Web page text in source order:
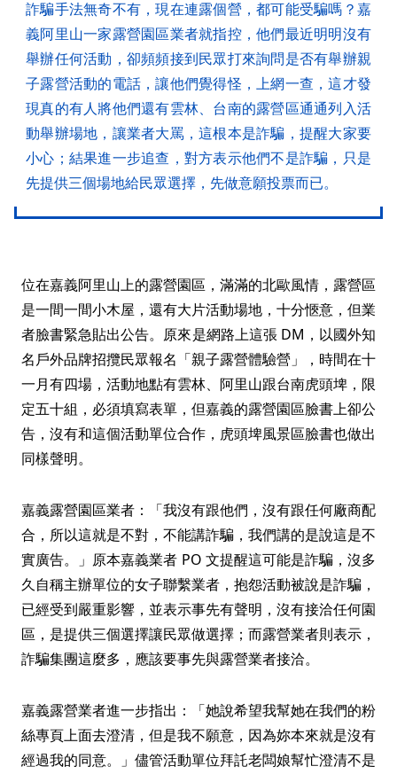
詐騙手法無奇不有，現在連露個營，都可能受騙嗎？嘉
義阿里山一家露營園區業者就指控，他們最近明明沒有
舉辦任何活動，卻頻頻接到民眾打來詢問是否有舉辦親
子露營活動的電話，讓他們覺得怪，上網一查，這才發
現真的有人將他們還有雲林、台南的露營區通通列入活
動舉辦場地，讓業者大罵，這根本是詐騙，提醒大家要
小心；結果進一步追查，對方表示他們不是詐騙，只是
先提供三個場地給民眾選擇，先做意願投票而已。
位在嘉義阿里山上的露營園區，滿滿的北歐風情，露營區
是一間一間小木屋，還有大片活動場地，十分愜意，但業
者臉書緊急貼出公告。原來是網路上這張 DM，以國外知
名戶外品牌招攬民眾報名「親子露營體驗營」，時間在十
一月有四場，活動地點有雲林、阿里山跟台南虎頭埤，限
定五十組，必須填寫表單，但嘉義的露營園區臉書上卻公
告，沒有和這個活動單位合作，虎頭埤風景區臉書也做出
同樣聲明。
嘉義露營園區業者：「我沒有跟他們，沒有跟任何廠商配
合，所以這就是不對，不能講詐騙，我們講的是說這是不
實廣告。」原本嘉義業者 PO 文提醒這可能是詐騙，沒多
久自稱主辦單位的女子聯繫業者，抱怨活動被說是詐騙，
已經受到嚴重影響，並表示事先有聲明，沒有接洽任何園
區，是提供三個選擇讓民眾做選擇；而露營業者則表示，
詐騙集團這麼多，應該要事先與露營業者接洽。
嘉義露營業者進一步指出：「她說希望我幫她在我們的粉
絲專頁上面去澄清，但是我不願意，因為妳本來就是沒有
經過我的同意。」儘管活動單位拜託老闆娘幫忙澄清不是